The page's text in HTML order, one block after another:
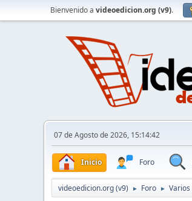
Bienvenido a videoedicion.org (v9).
07 de Agosto de 2026, 15:14:42
Inicio Foro
videoedicion.org (v9) ► Foro ► Varios